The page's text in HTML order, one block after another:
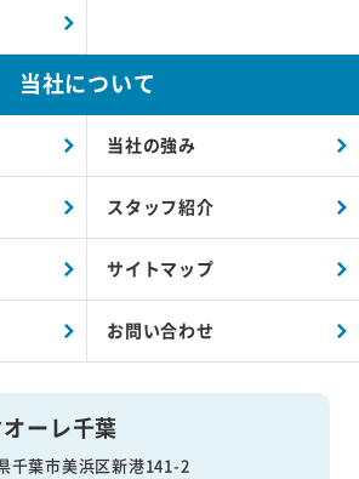
ーレ千葉
千葉市美浜区新港141-2
当社について
当社の強み
スタッフ紹介
サイトマップ
お問い合わせ